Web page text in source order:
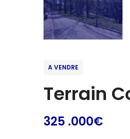
A VENDRE
Terrain
325 .000€